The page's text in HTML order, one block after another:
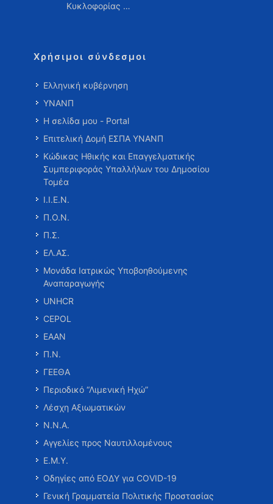
Κυκλοφορίας …
Χρήσιμοι σύνδεσμοι
Ελληνική κυβέρνηση
ΥΝΑΝΠ
Η σελίδα μου - Portal
Επιτελική Δομή ΕΣΠΑ ΥΝΑΝΠ
Κώδικας Ηθικής και Επαγγελματικής
Συμπεριφοράς Υπαλλήλων του Δημοσίου
Τομέα
Ι.Ι.Ε.Ν.
Π.Ο.Ν.
Π.Σ.
ΕΛ.ΑΣ.
Μονάδα Ιατρικώς Υποβοηθούμενης
Αναπαραγωγής
UNHCR
CEPOL
ΕΑΑΝ
Π.Ν.
ΓΕΕΘΑ
Περιοδικό “Λιμενική Ηχώ”
Λέσχη Αξιωματικών
Ν.Ν.Α.
Αγγελίες προς Ναυτιλλομένους
Ε.Μ.Υ.
Οδηγίες από ΕΟΔΥ για COVID-19
Γενική Γραμματεία Πολιτικής Προστασίας